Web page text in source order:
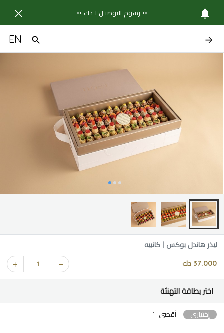
•• رسوم التوصيـل ١ دك ••
EN
ليذر هاندل بوكس | كانبيه
37.000 دك 1
اختر بطاقة التهنئة
إختياري أقصى: 1